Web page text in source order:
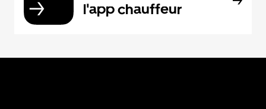
l'app chauffeur